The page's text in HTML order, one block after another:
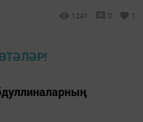
1241 0 1